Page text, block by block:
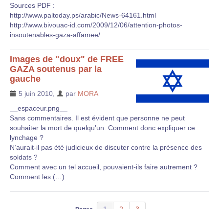
Sources PDF :
http://www.paltoday.ps/arabic/News-64161.html
http://www.bivouac-id.com/2009/12/06/attention-photos-
insoutenables-gaza-affamee/
Images de "doux" de FREE
GAZA soutenus par la
gauche
5 juin 2010 par MORA
__espaceur.png__
Sans commentaires. Il est évident que personne ne peut
souhaiter la mort de quelqu’un. Comment donc expliquer ce
lynchage ?
N’aurait-il pas été judicieux de discuter contre la présence des
soldats ?
Comment avec un tel accueil, pouvaient-ils faire autrement ?
Comment les (…)